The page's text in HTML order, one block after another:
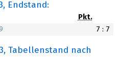
, Endstand:
Pkt.
7 : 7
, Tabellenstand nach